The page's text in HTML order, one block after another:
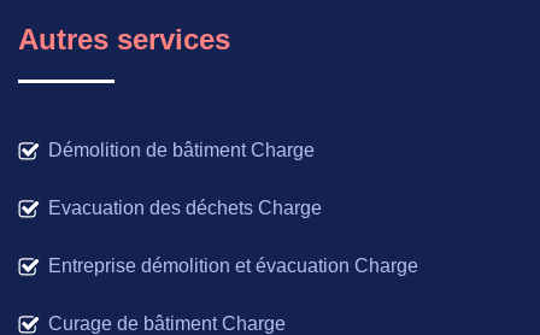
Autres services
Démolition de bâtiment Charge
Evacuation des déchets Charge
Entreprise démolition et évacuation Charge
Curage de bâtiment Charge